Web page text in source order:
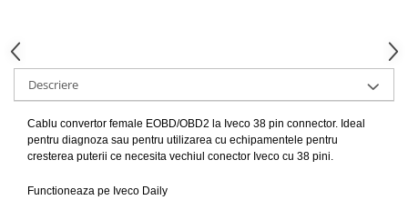
Descriere
Cablu convertor female EOBD/OBD2 la Iveco 38 pin connector. Ideal
pentru diagnoza sau pentru utilizarea cu echipamentele pentru
cresterea puterii ce necesita vechiul conector Iveco cu 38 pini.
Functioneaza pe Iveco Daily